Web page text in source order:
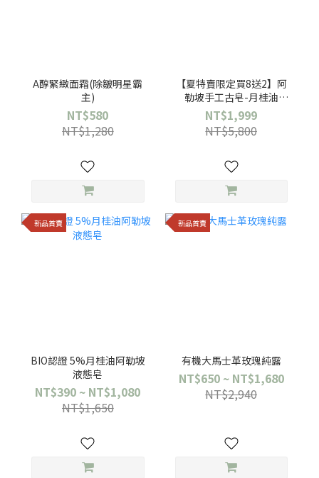
A醇緊緻面霜(除皺明星霸
主)
NT$580
NT$1,280
【夏特賣限定買8送2】阿
勒坡手工古皂-月桂油
12%/橄欖/橙花/玫瑰/茉莉
NT$1,999
NT$5,800
新品首賣
BIO認證 5%月桂油阿勒坡
液態皂
NT$390 ~ NT$1,080
NT$1,650
新品首賣
有機大馬士革玫瑰純露
NT$650 ~ NT$1,680
NT$2,940